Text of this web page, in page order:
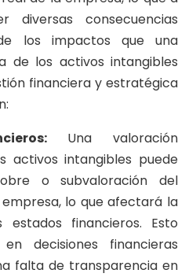
consecuencias
los impactos que una
de los activos intangibles
financiera y estratégica
Una valoración
activos intangibles puede
o subvaloración del
lo que afectará la
estados financieros. Esto
decisiones financieras
falta de transparencia en